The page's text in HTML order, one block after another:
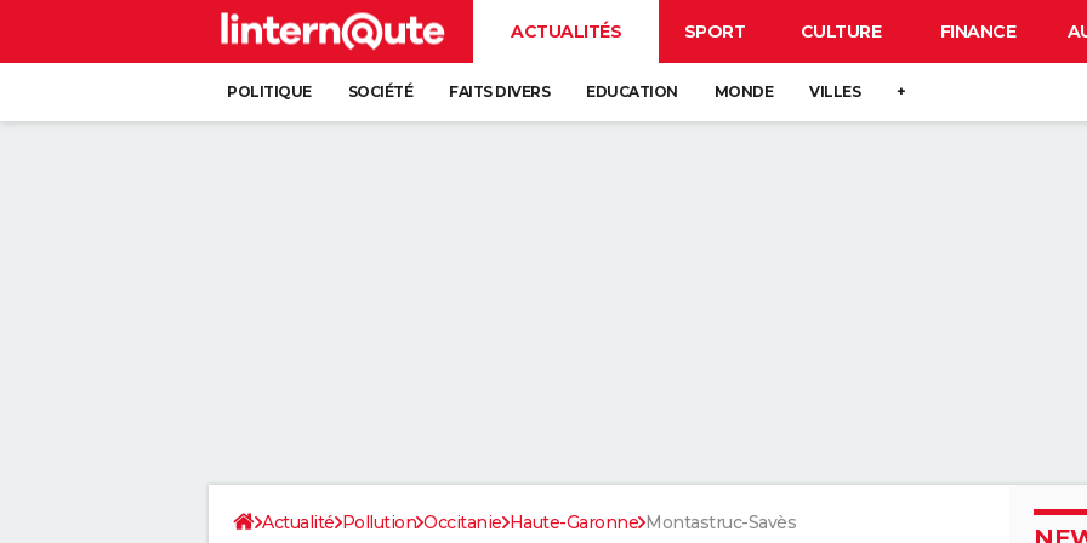
ACTUALITÉS SPORT CULTURE FINANCE
POLITIQUE SOCIÉTÉ FAITS DIVERS EDUCATION MONDE VILLES +
Actualité Pollution Occitanie Haute-Garonne Montastruc-Savès